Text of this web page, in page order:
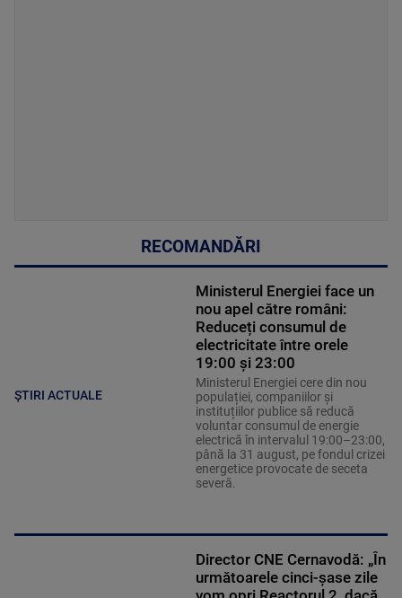
RECOMANDĂRI
ȘTIRI ACTUALE
Ministerul Energiei face un
nou apel către români:
Reduceți consumul de
electricitate între orele
19:00 și 23:00
Ministerul Energiei cere din nou
populației, companiilor și
instituțiilor publice să reducă
voluntar consumul de energie
electrică în intervalul 19:00–23:00,
până la 31 august, pe fondul crizei
energetice provocate de seceta
severă.
Director CNE Cernavodă: „În
următoarele cinci-șase zile